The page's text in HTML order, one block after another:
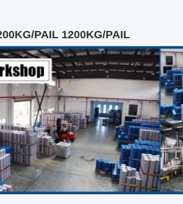
PAIL 1200KG/PAIL